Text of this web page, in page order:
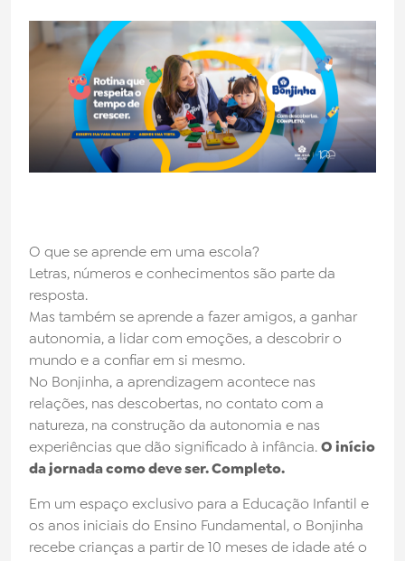
Nossas Marcas
Institucional
Noticias
Trabalhe Conosco
Biblioteca
O que se aprende em uma escola?
Letras, números e conhecimentos são parte da
resposta.
Mas também se aprende a fazer amigos, a ganhar
autonomia, a lidar com emoções, a descobrir o
mundo e a confiar em si mesmo.
No Bonjinha, a aprendizagem acontece nas
relações, nas descobertas, no contato com a
natureza, na construção da autonomia e nas
experiências que dão significado à infância.O início
da jornada como deve ser. Completo.
Em um espaço exclusivo para a Educação Infantil e
os anos iniciais do Ensino Fundamental, o Bonjinha
recebe crianças a partir de 10 meses de idade até o